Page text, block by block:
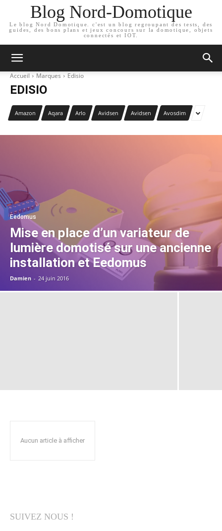
Blog Nord-Domotique
Le blog Nord Domotique. c'est un blog regroupant des tests, des
guides, des bons plans et jeux concours sur la domotique, objets
connectés et IOT.
Accueil Marques Edisio
EDISIO
Amazon Aqara Arlo Avidsen Avidsen Avosdim
Eedomus
Mise en place d’un variateur de
lumière domotisé sur une ancienne
installation et Eedomus
Damien - 24 juin 2016
Aucun article à afficher
SUIVEZ NOUS !